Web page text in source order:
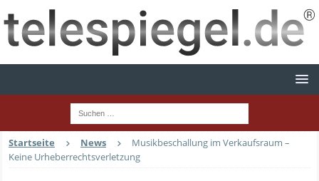
Startseite News
Musikbeschallung im Verkaufsraum –
Keine Urheberrechtsverletzung